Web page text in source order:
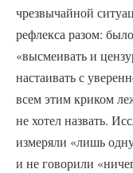
чрезвычайной
рефлекса разом:
«высмеивать и
настаивать с
всем этим криком
не хотел назвать.
измеряли «лишь
и не говорили